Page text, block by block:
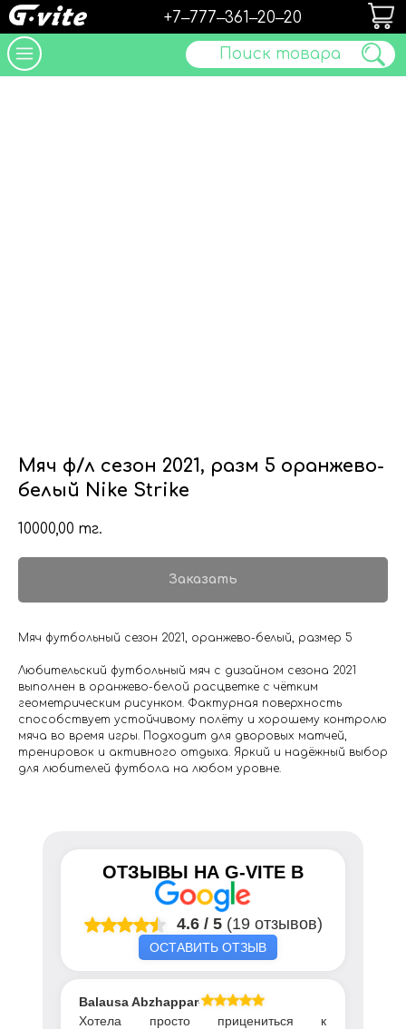
Поиск товара
+7‒777‒361‒20‒20
Мяч ф/л сезон 2021, разм 5 оранжево-
белый Nike Strike
10000,00 тг.
Заказать
Мяч футбольный сезон 2021, оранжево-белый, размер 5
Любительский футбольный мяч с дизайном сезона 2021
выполнен в оранжево-белой расцветке с чётким
геометрическим рисунком. Фактурная поверхность
способствует устойчивому полёту и хорошему контролю
мяча во время игры. Подходит для дворовых матчей,
тренировок и активного отдыха. Яркий и надёжный выбор
для любителей футбола на любом уровне.
ОТЗЫВЫ НА G-VITE В
4.6 / 5 (19 отзывов)
ОСТАВИТЬ ОТЗЫВ
Balausa Abzhapparova
Хотела просто прицениться к